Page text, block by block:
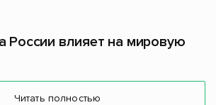
России влияет на мировую
Читать полностью